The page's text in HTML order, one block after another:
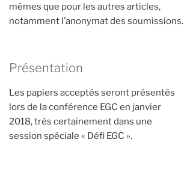
mêmes que pour les autres articles,
notamment l’anonymat des soumissions.
Présentation
Les papiers acceptés seront présentés
lors de la conférence EGC en janvier
2018, très certainement dans une
session spéciale « Défi EGC ».